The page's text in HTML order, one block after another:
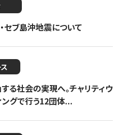
セブ島沖地震について
る社会の実現へ。チャリティウ
ングで行う12団体...